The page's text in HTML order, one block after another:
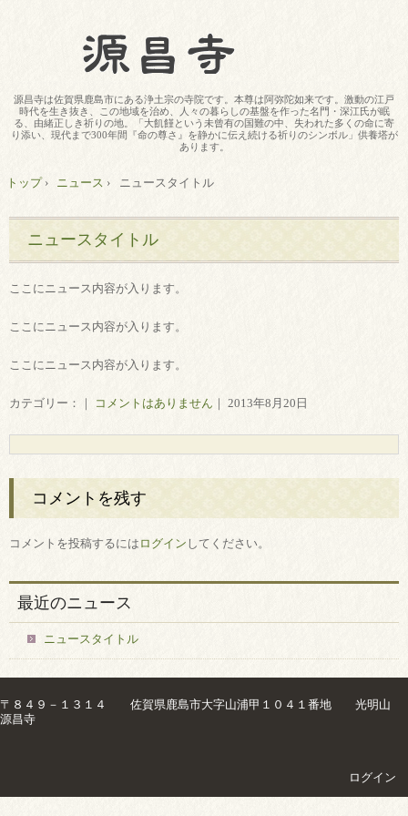
源昌寺は佐賀県鹿島市にある浄土宗の寺院です。本尊は阿弥陀如来です。激動の江戸
時代を生き抜き、この地域を治め、人々の暮らしの基盤を作った名門・深江氏が眠
る、由緒正しき祈りの地。「大飢饉という未曾有の国難の中、失われた多くの命に寄
り添い、現代まで300年間『命の尊さ』を静かに伝え続ける祈りのシンボル」供養塔が
あります。
トップ› ニュース › ニュースタイトル
ニュースタイトル
ここにニュース内容が入ります。
ここにニュース内容が入ります。
ここにニュース内容が入ります。
カテゴリー：｜ コメントはありません ｜ 2013年8月20日
コメントを残す
コメントを投稿するには ログイン してください。
最近のニュース
ニュースタイトル
〒８４９－１３１４ 佐賀県鹿島市大字山浦甲１０４１番地 光明山
源昌寺
ログイン